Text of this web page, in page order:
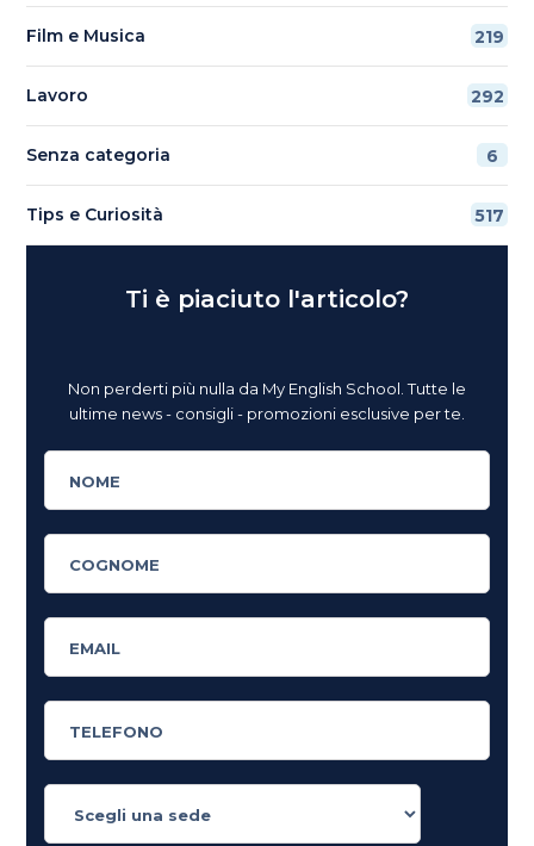
Film e Musica 219
Lavoro 292
Senza categoria 6
Tips e Curiosità 517
Ti è piaciuto l'articolo?
Non perderti più nulla da My English School. Tutte le
ultime news - consigli - promozioni esclusive per te.